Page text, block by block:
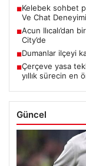
■Kelebek sohbet
Ve Chat Deneyimi
■Acun Ilıcalı’dan
City’de
■Dumanlar ilçeyi
■Çerçeve yasa
yıllık sürecin en
Güncel